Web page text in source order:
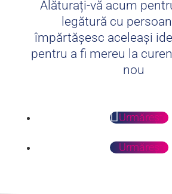
Alăturați-vă acum
legătură cu
împărtășesc aceleași
pentru a fi mereu la
nou
Urmărește
Urmărește